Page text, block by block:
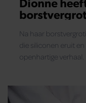
Na haar
die siliconen eruit en
openhartige verhaal.